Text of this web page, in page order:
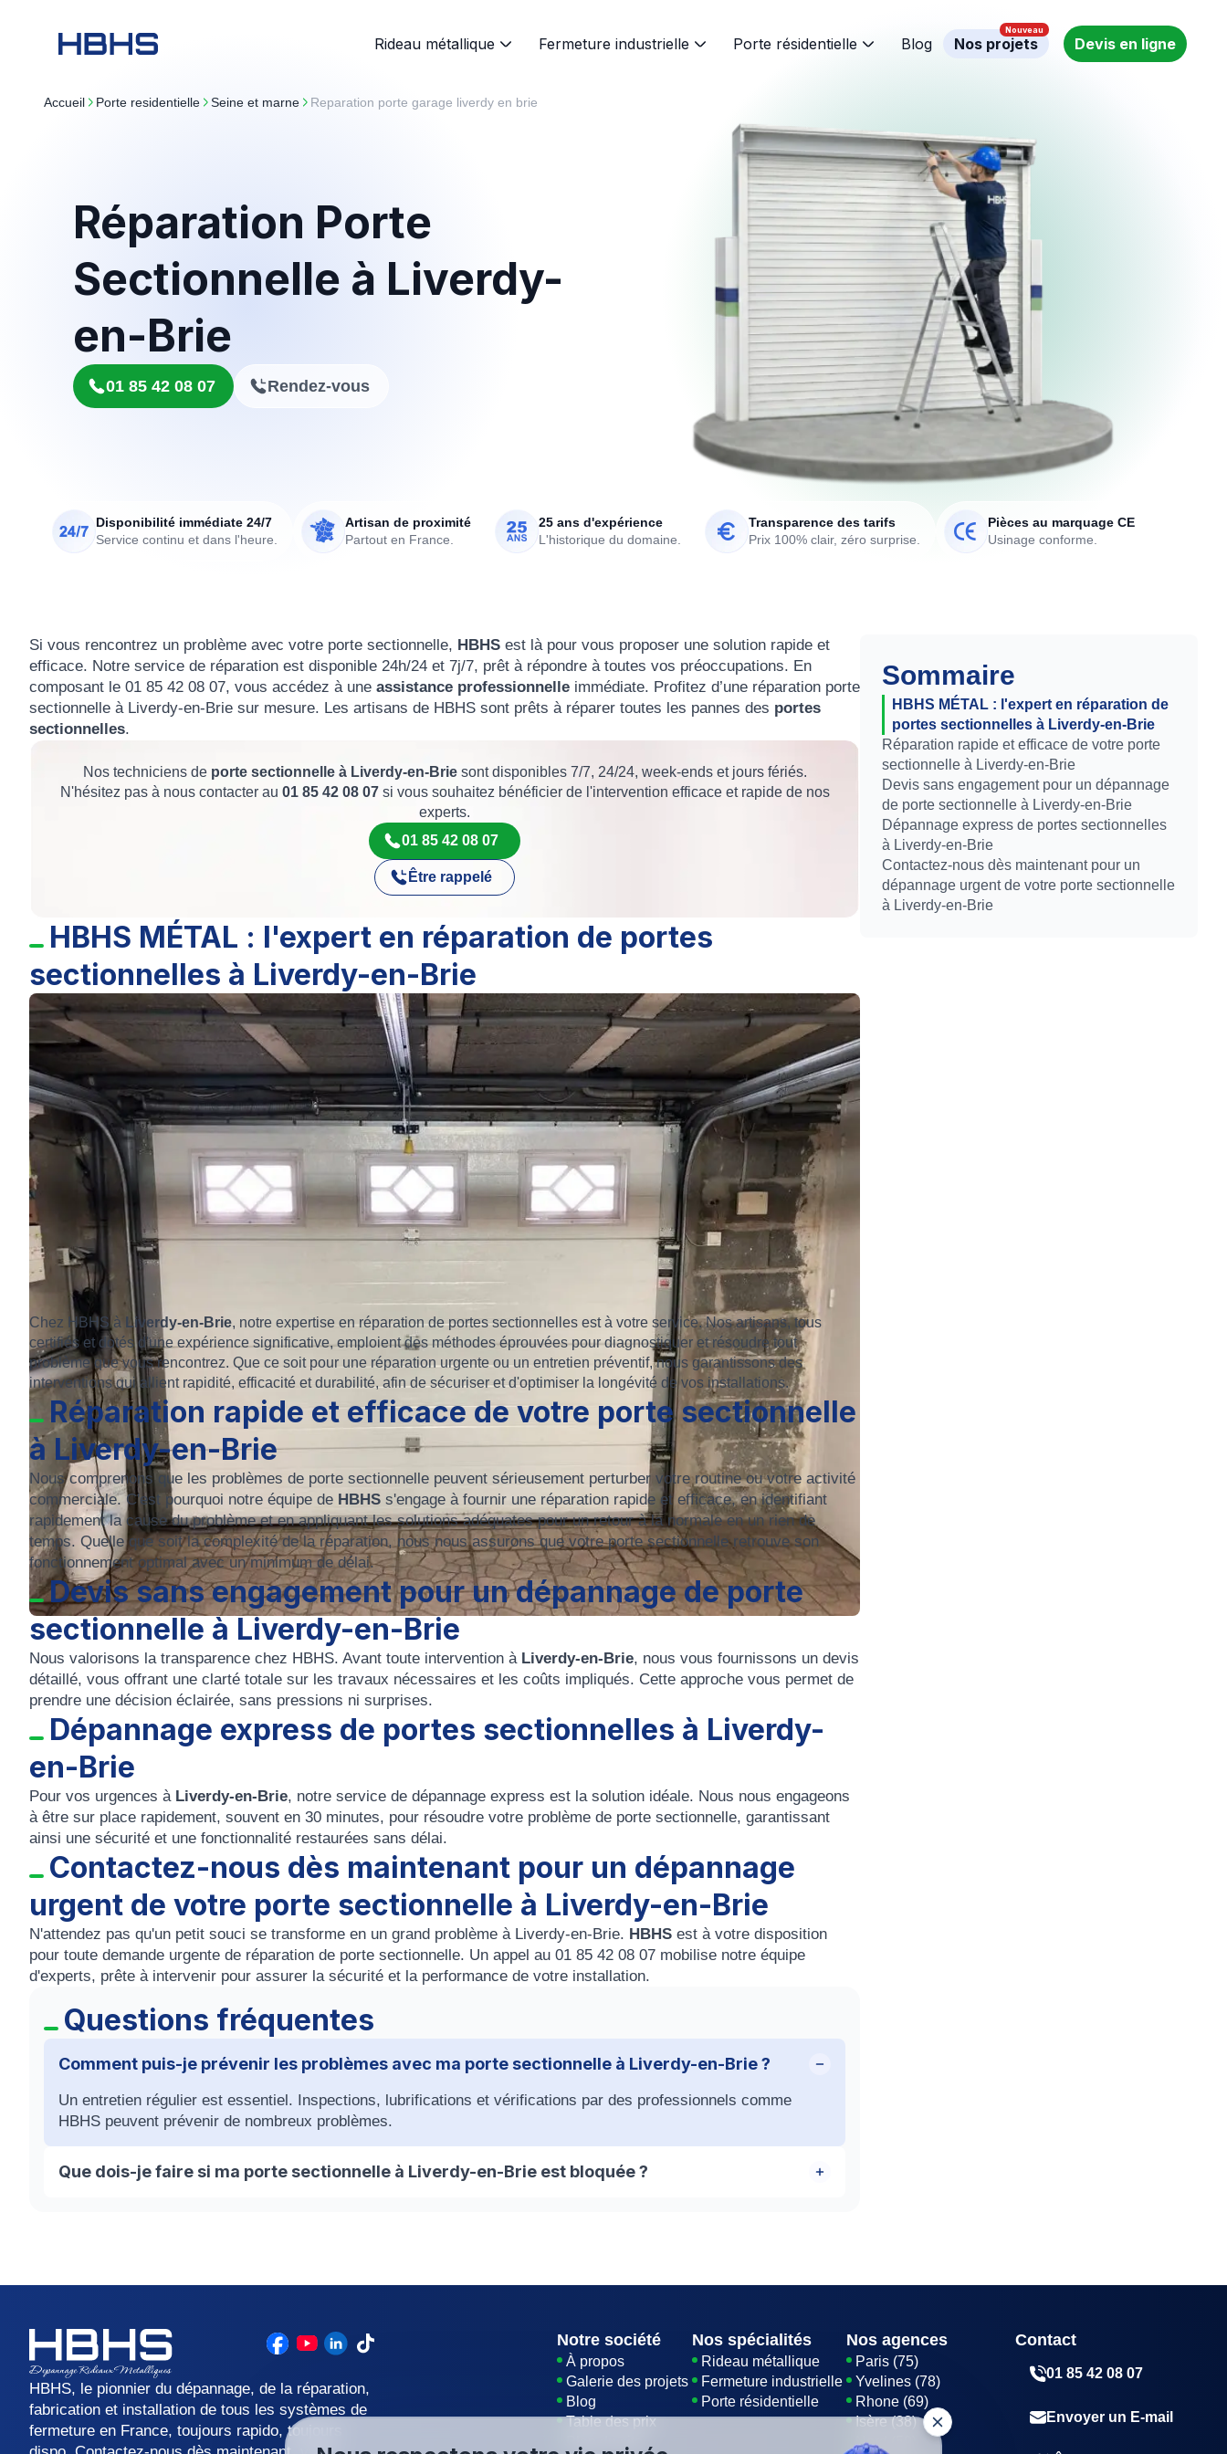
Rideau métallique Fermeture industrielle Porte résidentielle Blog Nos projets Devis en ligne
Accueil porte residentielle seine et marne Reparation porte garage liverdy en brie
Réparation Porte
Sectionnelle à Liverdy-
en-Brie
01 85 42 08 07 Rendez-vous
Disponibilité immédiate 24/7
Service continu et dans l'heure.
Artisan de proximité
Partout en France.
25 ans d'expérience
L'historique du domaine.
Transparence des tarifs
Prix 100% clair, zéro surprise.
Pièces au marquage CE
Usinage conforme.
Sommaire
HBHS MÉTAL : l'expert en réparation de
portes sectionnelles à Liverdy-en-Brie
Réparation rapide et efficace de votre porte
sectionnelle à Liverdy-en-Brie
Devis sans engagement pour un dépannage
de porte sectionnelle à Liverdy-en-Brie
Dépannage express de portes sectionnelles
à Liverdy-en-Brie
Contactez-nous dès maintenant pour un
dépannage urgent de votre porte sectionnelle
à Liverdy-en-Brie
Si vous rencontrez un problème avec votre porte sectionnelle, HBHS est là pour vous proposer une solution rapide et
efficace. Notre service de réparation est disponible 24h/24 et 7j/7, prêt à répondre à toutes vos préoccupations. En
composant le 01 85 42 08 07, vous accédez à une assistance professionnelle immédiate. Profitez d’une réparation porte
sectionnelle à Liverdy-en-Brie sur mesure. Les artisans de HBHS sont prêts à réparer toutes les pannes des portes
sectionnelles.
Nos techniciens de porte sectionnelle à Liverdy-en-Briesont disponibles 7/7, 24/24, week-ends et jours fériés.
N'hésitez pas à nous contacter au 01 85 42 08 07si vous souhaitez bénéficier de l'intervention efficace et rapide de nos
experts.
01 85 42 08 07
Être rappelé
HBHS MÉTAL : l'expert en réparation de portes
sectionnelles à Liverdy-en-Brie
Chez HBHS à Liverdy-en-Brie, notre expertise en réparation de portes sectionnelles est à votre service. Nos artisans, tous
certifiés et dotés d'une expérience significative, emploient des méthodes éprouvées pour diagnostiquer et résoudre tout
problème que vous rencontrez. Que ce soit pour une réparation urgente ou un entretien préventif, nous garantissons des
interventions qui allient rapidité, efficacité et durabilité, afin de sécuriser et d'optimiser la longévité de vos installations.
Réparation rapide et efficace de votre porte sectionnelle
à Liverdy-en-Brie
Nous comprenons que les problèmes de porte sectionnelle peuvent sérieusement perturber votre routine ou votre activité
commerciale. C'est pourquoi notre équipe de HBHS s'engage à fournir une réparation rapide et efficace, en identifiant
rapidement la cause du problème et en appliquant les solutions adéquates pour un retour à la normale en un rien de
temps. Quelle que soit la complexité de la réparation, nous nous assurons que votre porte sectionnelle retrouve son
fonctionnement optimal avec un minimum de délai.
Devis sans engagement pour un dépannage de porte
sectionnelle à Liverdy-en-Brie
Nous valorisons la transparence chez HBHS. Avant toute intervention à Liverdy-en-Brie, nous vous fournissons un devis
détaillé, vous offrant une clarté totale sur les travaux nécessaires et les coûts impliqués. Cette approche vous permet de
prendre une décision éclairée, sans pressions ni surprises.
Dépannage express de portes sectionnelles à Liverdy-
en-Brie
Pour vos urgences à Liverdy-en-Brie, notre service de dépannage express est la solution idéale. Nous nous engageons
à être sur place rapidement, souvent en 30 minutes, pour résoudre votre problème de porte sectionnelle, garantissant
ainsi une sécurité et une fonctionnalité restaurées sans délai.
Contactez-nous dès maintenant pour un dépannage
urgent de votre porte sectionnelle à Liverdy-en-Brie
N'attendez pas qu'un petit souci se transforme en un grand problème à Liverdy-en-Brie. HBHS est à votre disposition
pour toute demande urgente de réparation de porte sectionnelle. Un appel au 01 85 42 08 07 mobilise notre équipe
d'experts, prête à intervenir pour assurer la sécurité et la performance de votre installation.
Questions fréquentes
Comment puis-je prévenir les problèmes avec ma porte sectionnelle à Liverdy-en-Brie ?
Un entretien régulier est essentiel. Inspections, lubrifications et vérifications par des professionnels comme
HBHS peuvent prévenir de nombreux problèmes.
Que dois-je faire si ma porte sectionnelle à Liverdy-en-Brie est bloquée ?
HBHS, le pionnier du dépannage, de la réparation,
fabrication et installation de tous les systèmes de
fermeture en France, toujours rapido, toujours
Notre société
À propos
Galerie des projets
Blog
Table des prix
Nos spécialités
Rideau métallique
Fermeture industrielle
Porte résidentielle
Nos agences
Paris (75)
Yvelines (78)
Rhone (69)
Isère (38)
Nord (59)
Contact
01 85 42 08 07
Envoyer un E-mail